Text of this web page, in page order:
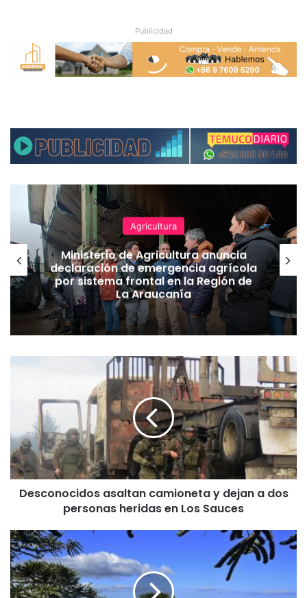
Publicidad
Agricultura
Ministerio de Agricultura anuncia
declaración de emergencia agrícola
por sistema frontal en la Región de
La Araucanía
n
o
c
i
a
s
a
l
t
Desconocidos asaltan camioneta y dejan a dos
personas heridas en Los Sauces
P
a
r
q
u